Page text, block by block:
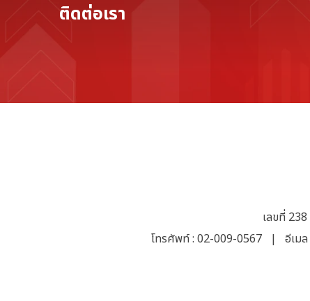
ติดต่อเรา
เลขที่
โทรศัพท์ : 02-009-0567 | อีเมล